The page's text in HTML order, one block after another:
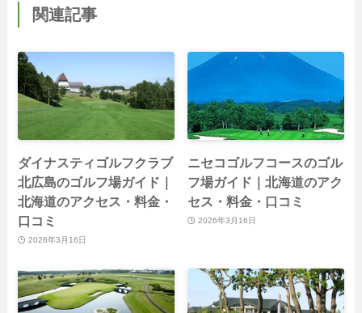
関連記事
ダイナスティゴルフクラブ
北広島のゴルフ場ガイド｜
北海道のアクセス・料金・
口コミ
2026年3月16日
ニセコゴルフコースのゴル
フ場ガイド｜北海道のアク
セス・料金・口コミ
2026年3月16日